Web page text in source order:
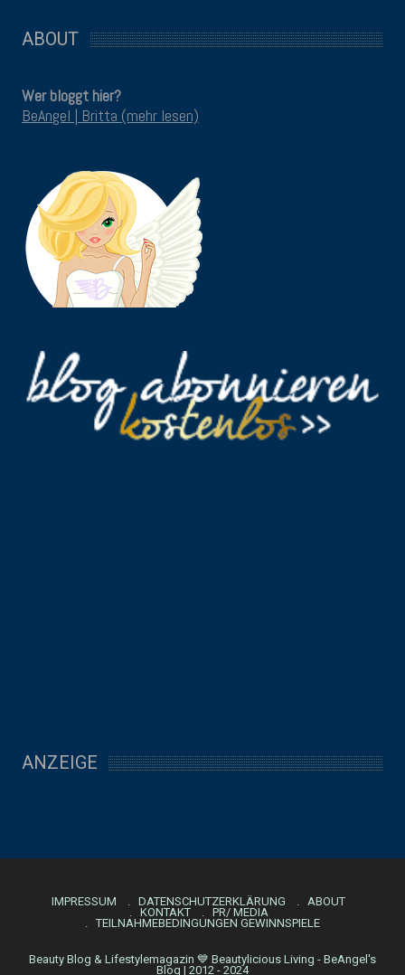
ABOUT
Wer bloggt hier?
BeAngel | Britta (mehr lesen)
ANZEIGE
IMPRESSUM DATENSCHUTZERKLÄRUNG
ABOUT
KONTAKT
PR/ MEDIA
TEILNAHMEBEDINGUNGEN GEWINNSPIELE
Beauty Blog & Lifestylemagazin 💙 Beautylicious Living - BeAngel's
Blog | 2012 - 2024